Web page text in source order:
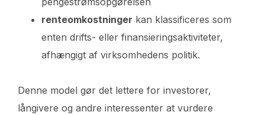
renteomkostninger kan klassificeres som
enten drifts- eller finansieringsaktiviteter,
afhængigt af virksomhedens politik.
Denne model gør det lettere for investorer,
långivere og andre interessenter at vurdere